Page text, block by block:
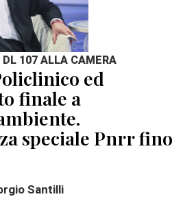
107 ALLA CAMERA
ed
finale a
speciale Pnrr fino
Santilli